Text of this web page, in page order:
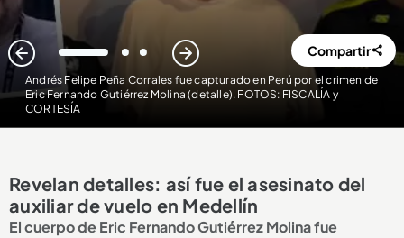
Andrés Felipe Peña Corrales fue capturado en Perú por el crimen de
Eric Fernando Gutiérrez Molina (detalle). FOTOS: FISCALÍA y
CORTESÍA
1 2 3 Compartir
Revelan detalles: así fue el asesinato del
auxiliar de vuelo en Medellín
El cuerpo de Eric Fernando Gutiérrez Molina fue